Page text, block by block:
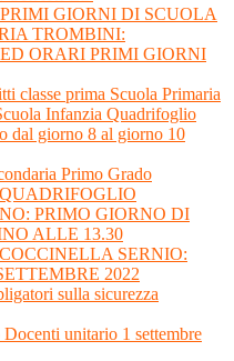
GIORNI DI SCUOLA
TROMBINI:
ORARI PRIMI GIORNI
classe prima Scuola Primaria
Infanzia Quadrifoglio
dal giorno 8 al giorno 10
Primo Grado
PRIMO GIORNO DI
ALLE 13.30
SERNIO:
2022
sulla sicurezza
unitario 1 settembre